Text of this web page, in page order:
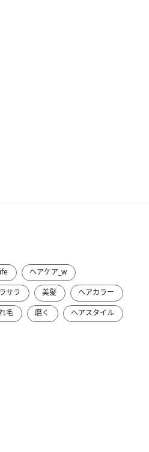
ヘアケア_w
サラ 美髪
ヘアカラー
毛 磨く ヘアスタイル